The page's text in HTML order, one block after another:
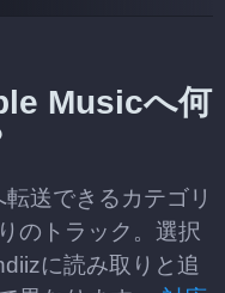
Musicへ何
送できるカテゴリ
のトラック。選択
に読み取りと追